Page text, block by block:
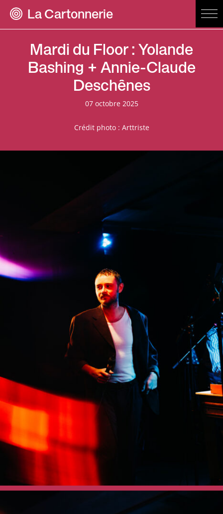
La Cartonnerie
Mardi du Floor : Yolande
Bashing + Annie-Claude
Deschênes
07 octobre 2025
Crédit photo : Arttriste